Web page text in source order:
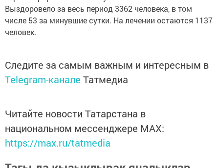
Выздоровело за весь период 3362 человека, в том
числе 53 за минувшие сутки. На лечении остаются 1137
человек.
Следите за самым важным и интересным в
Telegram-канале Татмедиа
Читайте новости Татарстана в
национальном мессенджере MАХ:
https://max.ru/tatmedia